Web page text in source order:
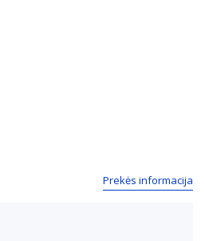
Prekės informacija